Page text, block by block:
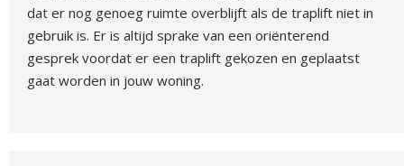
dat er nog genoeg ruimte overblijft als de traplift niet in
gebruik is. Er is altijd sprake van een oriënterend
gesprek voordat er een traplift gekozen en geplaatst
gaat worden in jouw woning.